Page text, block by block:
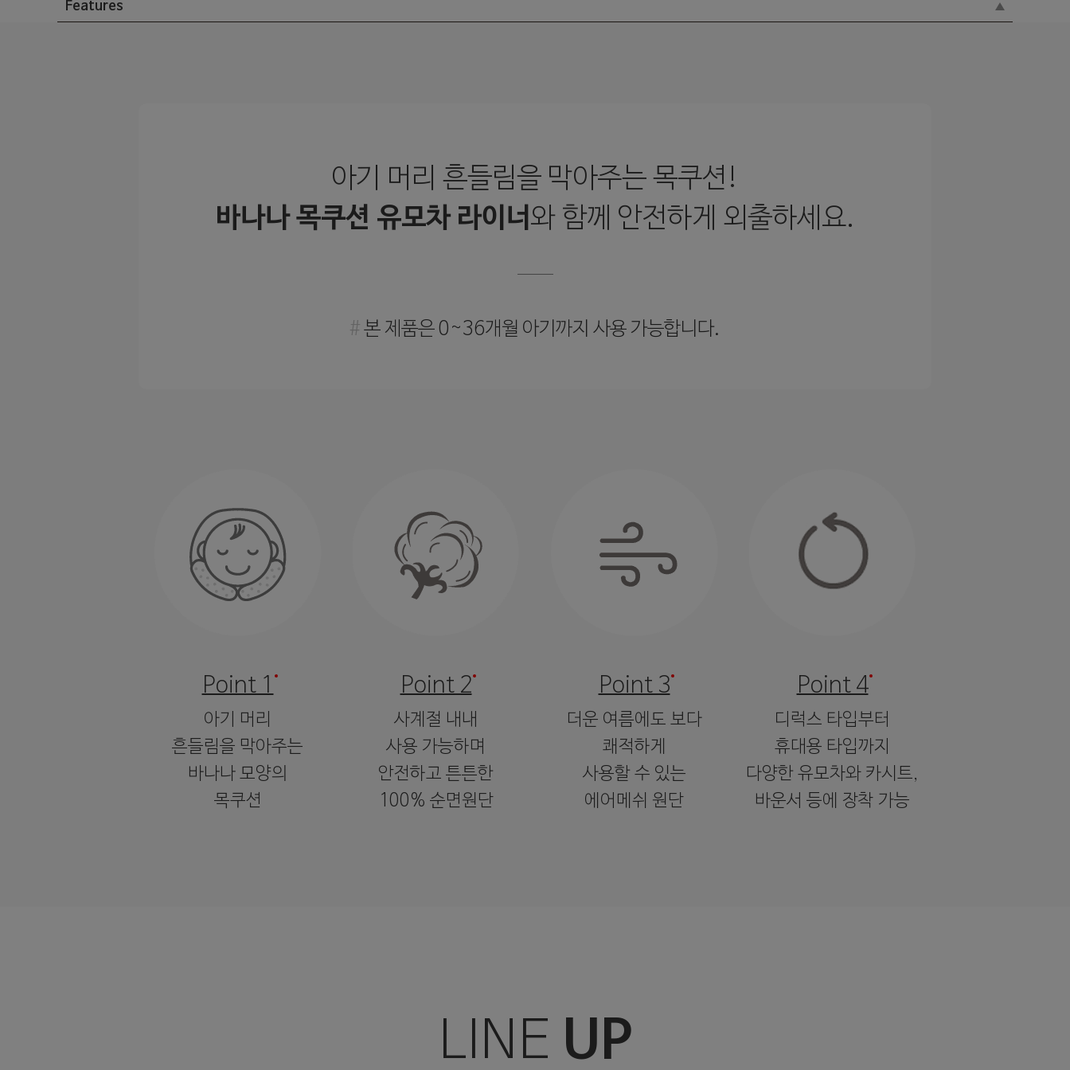
Features
아기 머리 흔들림을 막아주는 목쿠션!
바나나 목쿠션 유모차 라이너 와 함께 안전하게 외출하세요.
#본 제품은 0~36개월 아기까지 사용 가능합니다.
Point 1
아기 머리
흔들림을 막아주는
바나나 모양의
목쿠션
Point 2
사계절 내내
사용 가능하며
안전하고 튼튼한
100% 순면원단
Point 3
더운 여름에도 보다
쾌적하게
사용할 수 있는
에어메쉬 원단
Point 4
디럭스 타입부터
휴대용 타입까지
다양한 유모차와 카시트,
바운서 등에 장착 가능
LINE UP